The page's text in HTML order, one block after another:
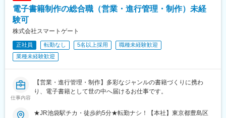
電子書籍制作の総合職（営業・進行管理・制作）未経
験可
株式会社スマートゲート
正社員 転勤なし 5名以上採用
職種未経験歓迎
業種未経験歓迎
仕事内容
【営業・進行管理・制作】多彩なジャンルの書籍づくりに携わ
り、電子書籍として世の中へ届けるお仕事です。
★JR池袋駅チカ・徒歩約5分★転勤ナシ！【本社】東京都豊島区